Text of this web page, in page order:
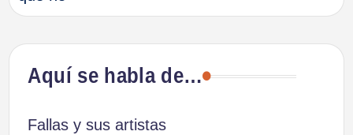
Aquí se habla de…
Fallas y sus artistas